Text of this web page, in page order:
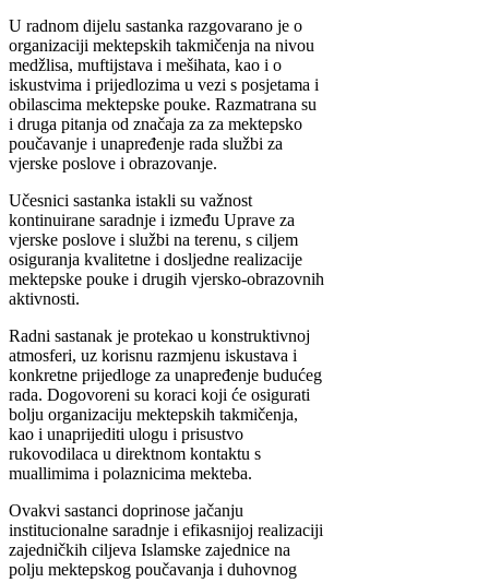
U radnom dijelu sastanka razgovarano je o
organizaciji mektepskih takmičenja na nivou
medžlisa, muftijstava i mešihata, kao i o
iskustvima i prijedlozima u vezi s posjetama i
obilascima mektepske pouke. Razmatrana su
i druga pitanja od značaja za za mektepsko
poučavanje i unapređenje rada službi za
vjerske poslove i obrazovanje.
Učesnici sastanka istakli su važnost
kontinuirane saradnje i između Uprave za
vjerske poslove i službi na terenu, s ciljem
osiguranja kvalitetne i dosljedne realizacije
mektepske pouke i drugih vjersko-obrazovnih
aktivnosti.
Radni sastanak je protekao u konstruktivnoj
atmosferi, uz korisnu razmjenu iskustava i
konkretne prijedloge za unapređenje budućeg
rada. Dogovoreni su koraci koji će osigurati
bolju organizaciju mektepskih takmičenja,
kao i unaprijediti ulogu i prisustvo
rukovodilaca u direktnom kontaktu s
muallimima i polaznicima mekteba.
Ovakvi sastanci doprinose jačanju
institucionalne saradnje i efikasnijoj realizaciji
zajedničkih ciljeva Islamske zajednice na
polju mektepskog poučavanja i duhovnog